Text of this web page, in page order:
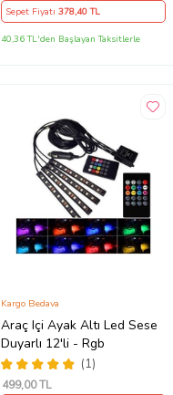
Sepet Fiyatı 378,40 TL
40,36 TL'den Başlayan Taksitlerle
Araç Içi Ayak Altı Led Sese
Duyarlı 12'li - Rgb
(1)
Kargo Bedava
499,00 TL